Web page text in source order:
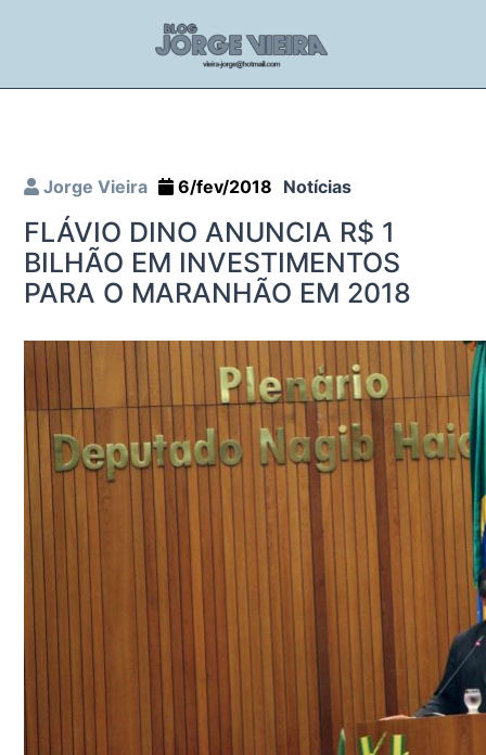
Jorge Vieira 6/fev/2018 Notícias
FLÁVIO DINO ANUNCIA R$ 1
BILHÃO EM INVESTIMENTOS
PARA O MARANHÃO EM 2018